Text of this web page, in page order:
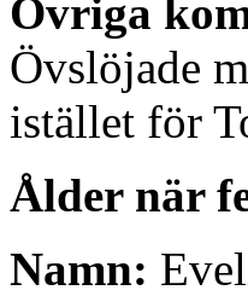
Övriga
Övslöjade
istället för
Ålder när
Namn: